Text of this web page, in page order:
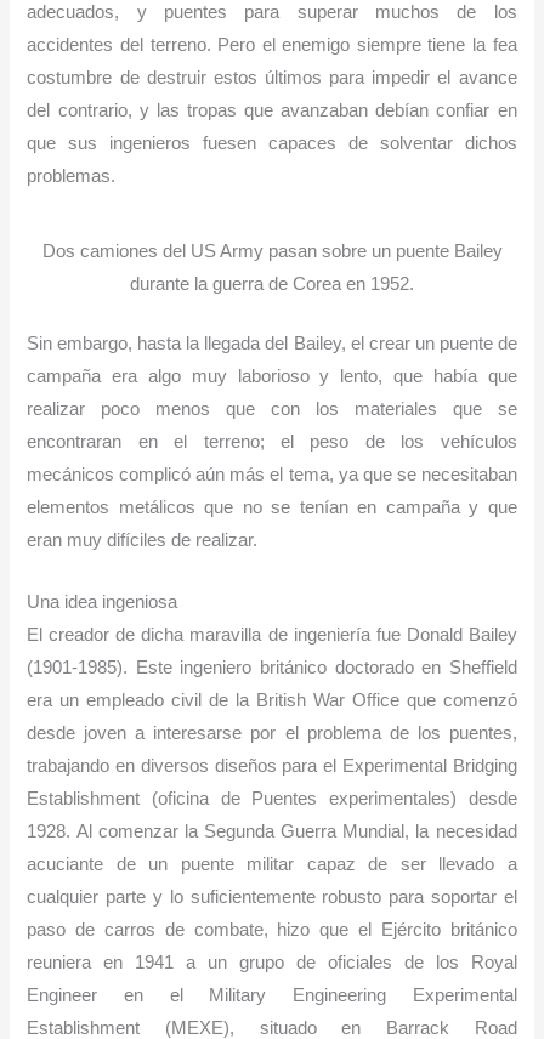
adecuados, y puentes para superar muchos de los
accidentes del terreno. Pero el enemigo siempre tiene la fea
costumbre de destruir estos últimos para impedir el avance
del contrario, y las tropas que avanzaban debían confiar en
que sus ingenieros fuesen capaces de solventar dichos
problemas.
Dos camiones del US Army pasan sobre un puente Bailey
durante la guerra de Corea en 1952.
Sin embargo, hasta la llegada del Bailey, el crear un puente de
campaña era algo muy laborioso y lento, que había que
realizar poco menos que con los materiales que se
encontraran en el terreno; el peso de los vehículos
mecánicos complicó aún más el tema, ya que se necesitaban
elementos metálicos que no se tenían en campaña y que
eran muy difíciles de realizar.
Una idea ingeniosa
El creador de dicha maravilla de ingeniería fue Donald Bailey
(1901-1985). Este ingeniero británico doctorado en Sheffield
era un empleado civil de la British War Office que comenzó
desde joven a interesarse por el problema de los puentes,
trabajando en diversos diseños para el Experimental Bridging
Establishment (oficina de Puentes experimentales) desde
1928. Al comenzar la Segunda Guerra Mundial, la necesidad
acuciante de un puente militar capaz de ser llevado a
cualquier parte y lo suficientemente robusto para soportar el
paso de carros de combate, hizo que el Ejército británico
reuniera en 1941 a un grupo de oficiales de los Royal
Engineer en el Military Engineering Experimental
Establishment (MEXE), situado en Barrack Road